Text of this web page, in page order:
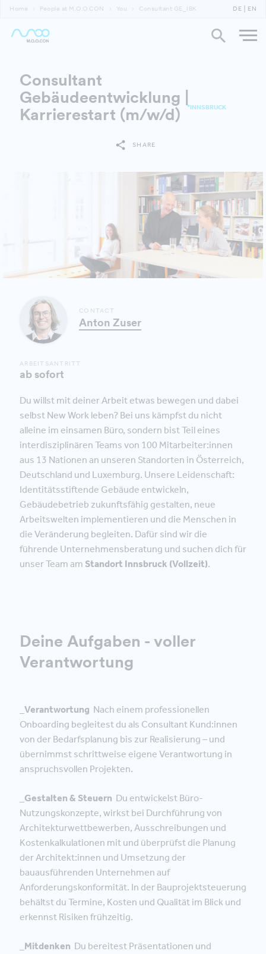
Home People at M.O.O.CON You Consultant GE_IBK DE EN
Consultant
Gebäudeentwicklung |
Karrierestart (m/w/d)
*INNSBRUCK
SHARE
CONTACT
Anton Zuser
ARBEITSANTRITT
ab sofort
Du willst mit deiner Arbeit etwas bewegen und dabei
selbst New Work leben? Bei uns kämpfst du nicht
alleine im einsamen Büro, sondern bist Teil eines
interdisziplinären Teams von 100 Mitarbeiter:innen
aus 13 Nationen an unseren Standorten in Österreich,
Deutschland und Luxemburg. Unsere Leidenschaft:
Identitätsstiftende Gebäude entwickeln,
Gebäudebetrieb zukunftsfähig gestalten, neue
Arbeitswelten implementieren und die Menschen in
die Veränderung begleiten. Dafür sind wir die
führende Unternehmensberatung und suchen dich für
unser Team am Standort Innsbruck (Vollzeit).
Deine Aufgaben - voller
Verantwortung
_Verantwortung Nach einem professionellen
Onboarding begleitest du als Consultant Kund:innen
von der Bedarfsplanung bis zur Realisierung – und
übernimmst schrittweise eigene Verantwortung in
anspruchsvollen Projekten.
_Gestalten & Steuern Du entwickelst Büro-
Nutzungskonzepte, wirkst bei Durchführung von
Architekturwettbewerben, Ausschreibungen und
Kostenkalkulationen mit und überprüfst die Planung
der Architekt:innen und Umsetzung der
bauausführenden Unternehmen auf
Anforderungskonformität. In der Bauprojektsteuerung
behältst du Termine, Kosten und Qualität im Blick und
erkennst Risiken frühzeitig.
_Mitdenken Du bereitest Präsentationen und